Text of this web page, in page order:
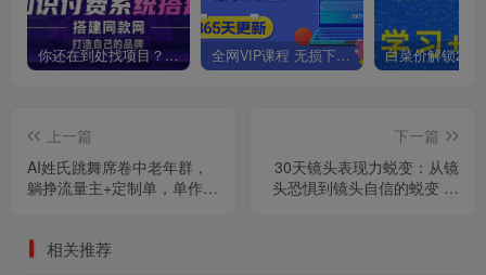
你还在到处找项目？还在当韭菜？我靠卖项目一个月收入5万+，曾经我也是个失败者。 全网VIP课程 无损下载~
上一篇
AI姓氏跳舞席卷中老年群，
躺挣流量主+定制单，单作品
下一篇
30天镜头表现力蜕变：从镜
头恐惧到镜头自信的蜕变 形
相关推荐